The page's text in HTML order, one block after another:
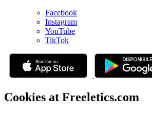
Facebook
Instagram
YouTube
TikTok
Cookies at Freeletics.com